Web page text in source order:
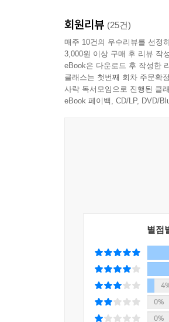
9. 우리는 우주를 식민지로
10. 인공지능은 우리를 능
그는 1. ‘신은 존재하는
질량을 가진 덩어리와
시작되었는가?’라는 질
은하들이 서로 매우 밀접
안에는 무엇이 존재하는
빛의 속도에 가까워지
인류의 거주지를 만들 수
7. ‘우리는 지구에서 살
입을 것이고, 그전까지
말한다. 8. ‘우주에는 다
것인지에 대해서 다룬다.
회원리뷰 (25건)
매주 10건의 우수리뷰를 선정
3,000원 이상 구매 후 리뷰 작
eBook은 다운로드 후 작성한
클래스는 첫번째 회차 주문확
사락 독서모임으로 진행된 클
eBook 페이백, CD/LP, DVD/
별점
0%
0%